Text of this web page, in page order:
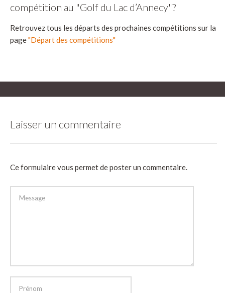
compétition au "Golf du Lac d’Annecy"?
Retrouvez tous les départs des prochaines compétitions sur la
page"Départ des compétitions"
Laisser un commentaire
Ce formulaire vous permet de poster un commentaire.